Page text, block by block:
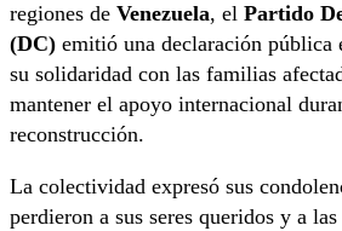
regiones de Venezuela, el Partido
(DC) emitió una declaración pública
su solidaridad con las familias
mantener el apoyo internacional
reconstrucción.
La colectividad expresó sus
perdieron a sus seres queridos y a